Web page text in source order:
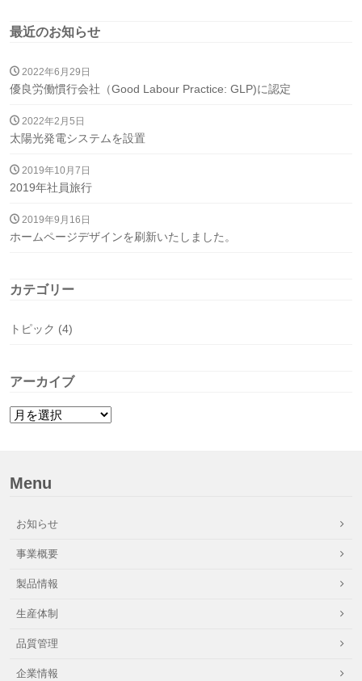
最近のお知らせ
2022年6月29日
優良労働慣行会社（Good Labour Practice: GLP)に認定
2022年2月5日
太陽光発電システムを設置
2019年10月7日
2019年社員旅行
2019年9月16日
ホームページデザインを刷新いたしました。
カテゴリー
トピック (4)
アーカイブ
Menu
お知らせ
事業概要
製品情報
生産体制
品質管理
企業情報